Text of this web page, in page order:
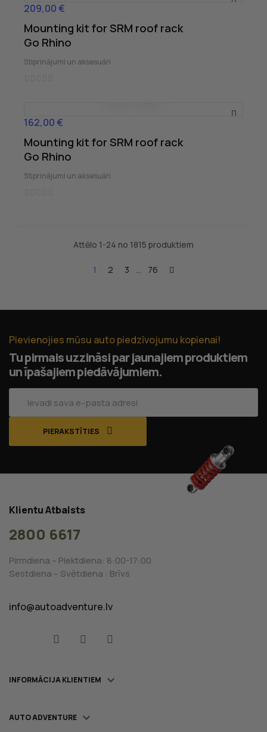
Cena
209,00 €
Mounting kit for SRM roof rack
Go Rhino
Stiprinājumi un aksesuāri
Cena
162,00 €
Mounting kit for SRM roof rack
Go Rhino
Stiprinājumi un aksesuāri
Attēlo 1-24 no 1815 produktiem
1 2 3 … 76
Pievienojies mūsu auto piedzīvojumu kopienai!
Tu pirmais uzzināsi par jaunajiem produktiem
un īpašajiem piedāvājumiem.
PIERAKSTĪTIES
Klientu Atbalsts
2800 6617
Pirmdiena – Piektdiena: 8:00-17:00
Sestdiena – Svētdiena : Brīvs
info@autoadventure.lv
INFORMĀCIJA KLIENTIEM 
AUTO ADVENTURE 
FacebookYouTube